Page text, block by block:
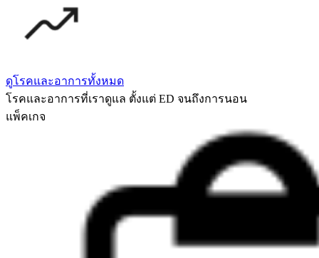
ดูโรคและอาการทั้งหมด
โรคและอาการที่เราดูแล ตั้งแต่ ED จนถึงการนอน
แพ็คเกจ